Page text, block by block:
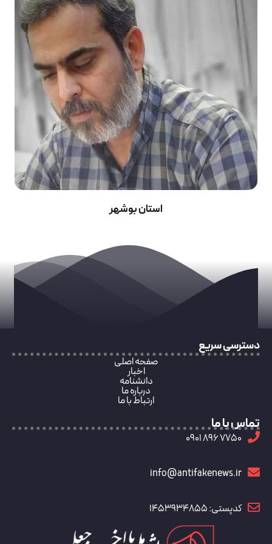
استان بوشهر
دسترسی سریع
صفحه اصلی
اخبار
دانشنامه
درباره ما
ارتباط با ما
تماس با ما
7750 896 0901
info@antifakenews.ir
کدپستی: 1453934855